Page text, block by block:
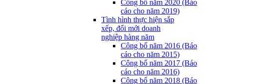
Công bố năm 2020 (Báo
cáo cho năm 2019)
Tình hình thực hiện sắp
xếp, đổi mới doanh
nghiệp hàng năm
Công bố năm 2016 (Báo
cáo cho năm 2015)
Công bố năm 2017 (Báo
cáo cho năm 2016)
Công bố năm 2018 (Báo